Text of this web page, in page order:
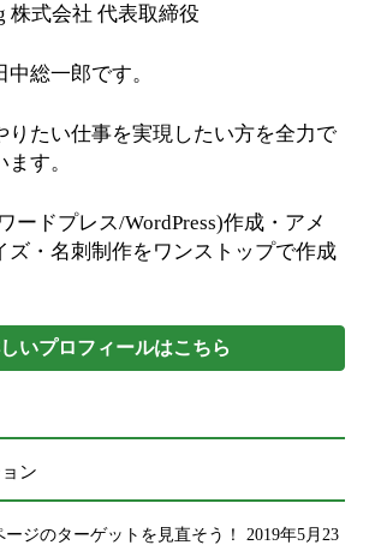
株式会社 代表取締役
総一郎です。
りたい仕事を実現したい方を全力で
す。
ードプレス/WordPress)作成・アメ
ズ・名刺制作をワンストップで作成
いプロフィールはこちら
ン
ージのターゲットを見直そう！ 2019年5月23